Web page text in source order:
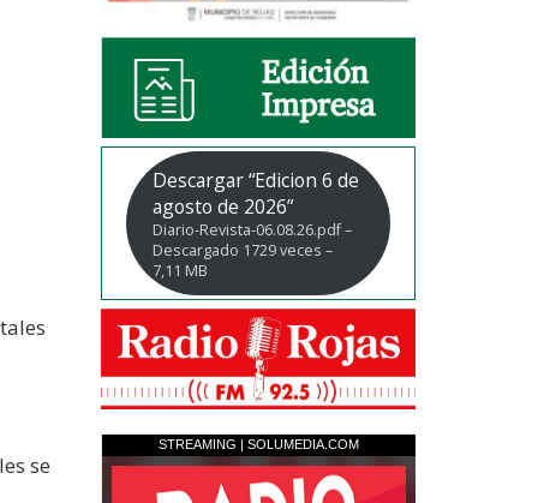
se
Descargar “Edicion 6 de
agosto de 2026”
Diario-Revista-06.08.26.pdf –
Descargado 1729 veces –
7,11 MB